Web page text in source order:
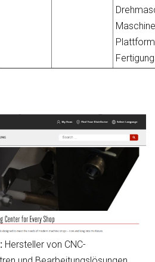
Plattform
Hersteller von CNC-